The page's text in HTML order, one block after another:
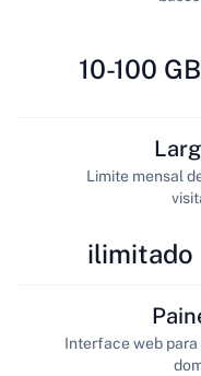
10-100 GB
ilimitado
Limite mensal
Interface web